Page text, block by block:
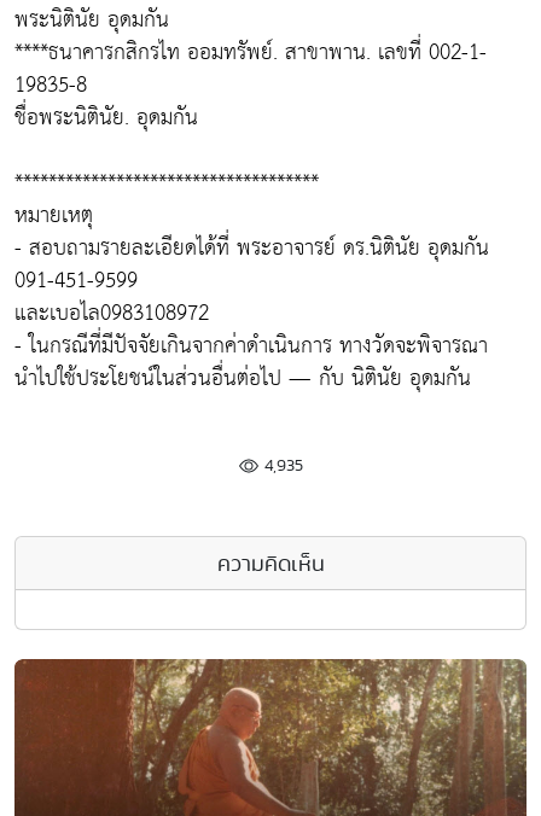
พระนิตินัย อุดมกัน
****ธนาคารกสิกรไท ออมทรัพย์. สาขาพาน. เลขที่ 002-1-
19835-8
ชื่อพระนิตินัย. อุดมกัน
************************************
หมายเหตุ
- สอบถามรายละเอียดได้ที่ พระอาจารย์ ดร.นิตินัย อุดมกัน
091-451-9599
และเบอไล0983108972
- ในกรณีที่มีปัจจัยเกินจากค่าดำเนินการ ทางวัดจะพิจารณา
นำไปใช้ประโยชน์ในส่วนอื่นต่อไป — กับ นิตินัย อุดมกัน
4,935
ความคิดเห็น